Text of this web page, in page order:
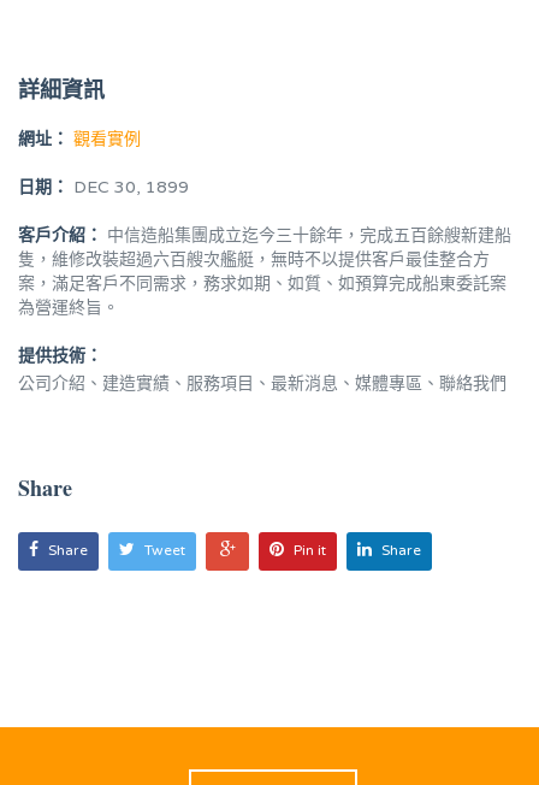
詳細資訊
網址： 觀看實例
日期： DEC 30, 1899
客戶介紹： 中信造船集團成立迄今三十餘年，完成五百餘艘新建船
隻，維修改裝超過六百艘次艦艇，無時不以提供客戶最佳整合方
案，滿足客戶不同需求，務求如期、如質、如預算完成船東委託案
為營運終旨。
提供技術：
公司介紹、建造實績、服務項目、最新消息、媒體專區、聯絡我們
Share
Share Tweet Pin it Share